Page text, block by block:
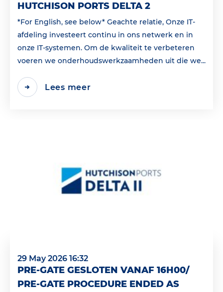
HUTCHISON PORTS DELTA 2
*For English, see below* Geachte relatie, Onze IT-
afdeling investeert continu in ons netwerk en in
onze IT-systemen. Om de kwaliteit te verbeteren
voeren we onderhoudswerkzaamheden uit die we...
Lees meer
29 May 2026 16:32
PRE-GATE GESLOTEN VANAF 16H00/
PRE-GATE PROCEDURE ENDED AS